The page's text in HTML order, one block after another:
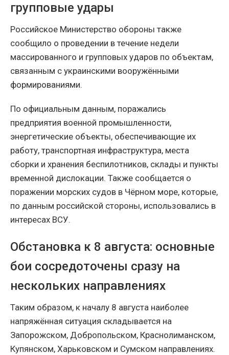
групповые удары
Российское Министерство обороны также
сообщило о проведении в течение недели
массированного и групповых ударов по объектам,
связанным с украинскими вооружёнными
формированиями.
По официальным данным, поражались
предприятия военной промышленности,
энергетические объекты, обеспечивающие их
работу, транспортная инфраструктура, места
сборки и хранения беспилотников, склады и пункты
временной дислокации. Также сообщается о
поражении морских судов в Чёрном море, которые,
по данным российской стороны, использовались в
интересах ВСУ.
Обстановка к 8 августа: основные
бои сосредоточены сразу на
нескольких направлениях
Таким образом, к началу 8 августа наиболее
напряжённая ситуация складывается на
Запорожском, Добропольском, Краснолиманском,
Купянском, Харьковском и Сумском направлениях.